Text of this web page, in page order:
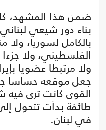
ضمن هذا المشهد،
بناء دور شيعي
بالكامل لسوريا، ولا
الفلسطيني، ولا جزءاً
ولا مرتبطاً عضوياً
جعل موقعه حساساً
القوى كانت ترى
طائفة بدأت تتحول
في لبنان.